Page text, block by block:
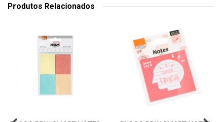
Produtos Relacionados